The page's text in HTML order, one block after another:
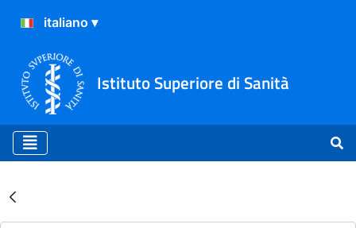
Istituto Superiore di Sanità
Risultati della Ricerca -